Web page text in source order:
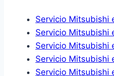
Servicio Mitsubishi
Servicio Mitsubishi
Servicio Mitsubishi
Servicio Mitsubishi
Servicio Mitsubishi